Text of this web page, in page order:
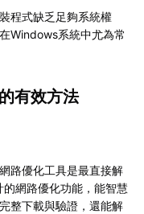
程式缺乏足夠系統權
Windows系統中尤為常
有效方法
路優化工具是最直接解
網路優化功能，能智慧
整下載與驗證，還能解